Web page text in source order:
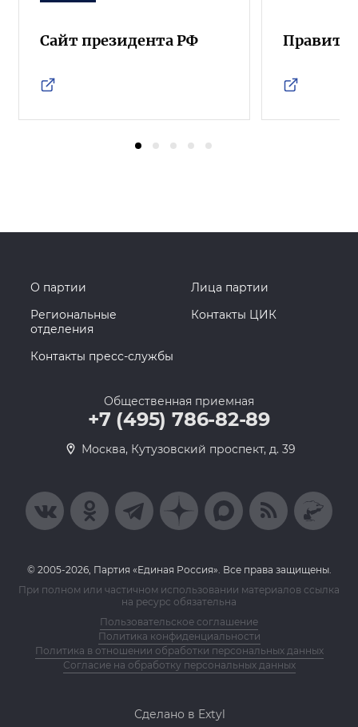
Сайт президента РФ
О партии
Лица партии
Региональные
отделения
Контакты ЦИК
Контакты пресс-службы
Общественная приемная
+7 (495) 786-82-89
Москва, Кутузовский проспект, д. 39
© 2005-2026, Партия «Единая Россия». Все права защищены.
При полном или частичном использовании материалов ссылка
на ресурс обязательна
Пользовательское соглашение
Политика конфиденциальности
Политика в отношении обработки персональных данных
Согласие на обработку персональных данных
Сделано в Extyl